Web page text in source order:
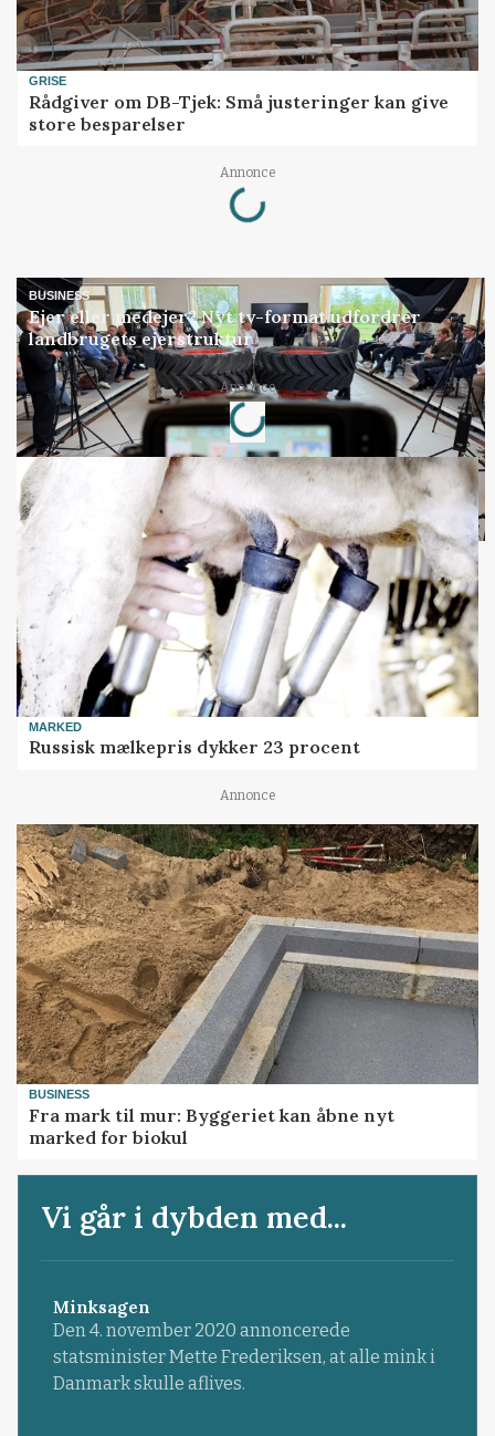
GRISE
Rådgiver om DB-Tjek: Små justeringer kan give
store besparelser
Annonce
Loading...
BUSINESS
Ejer eller medejer? Nyt tv-format udfordrer
landbrugets ejerstruktur
Annonce
Loading...
MARKED
Russisk mælkepris dykker 23 procent
Annonce
BUSINESS
Fra mark til mur: Byggeriet kan åbne nyt
marked for biokul
Vi går i dybden med...
Minksagen
Den 4. november 2020 annoncerede
statsminister Mette Frederiksen, at alle mink i
Danmark skulle aflives.